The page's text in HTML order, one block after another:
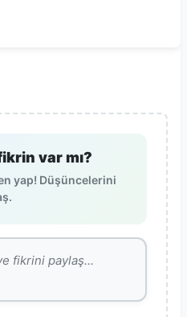
var mı?
yap! Düşüncelerini